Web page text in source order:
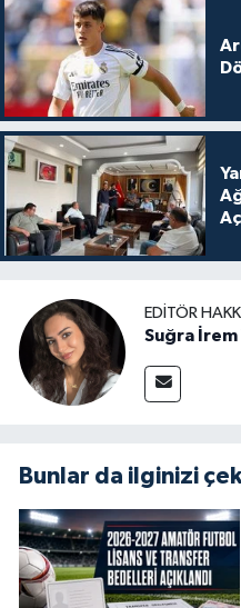
EDITÖR
Suğra İrem
Bunlar da ilginizi